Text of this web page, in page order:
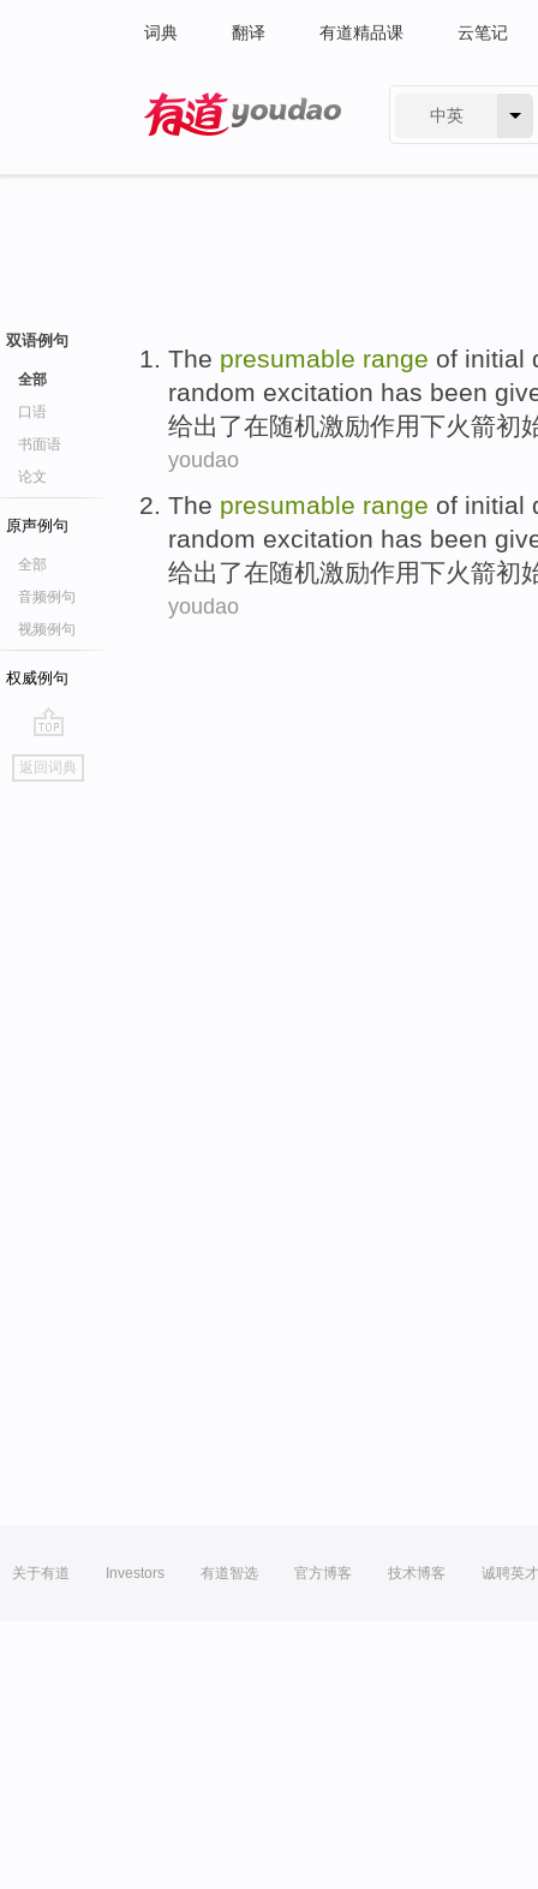
词典 翻译 有道精品课 云笔记
中英
双语例句
全部
口语
书面语
论文
原声例句
全部
音频例句
视频例句
权威例句
go
top
返回词典
The presumable range of initial
random excitation has been
给出了在随机激励作用下火箭初
youdao
The presumable range of initial
random excitation has been
给出了在随机激励作用下火箭初
youdao
关于有道 Investors 有道智选 官方博客 技术博客 诚聘英才